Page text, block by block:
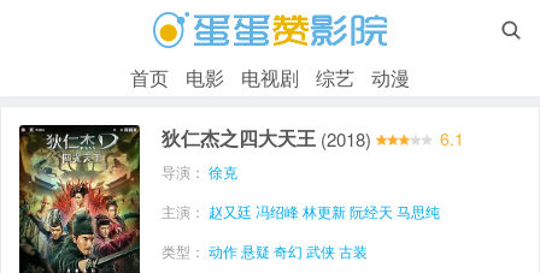

首页 电影 电视剧 综艺 动漫
狄仁杰之四大天王 (2018) 6.1
导演： 徐克
主演： 赵又廷 冯绍峰林更新阮经天 马思纯
类型： 动作悬疑 奇幻 武侠古装